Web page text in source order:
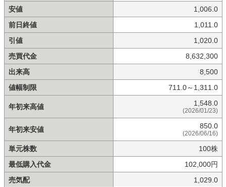
安値
1,006.0
前日終値
1,011.0
引値
1,020.0
売買代金
8,632,300
出来高
8,500
値幅制限
711.0～1,311.0
年初来高値 1,548.0
(2026/01/23)
年初来安値 850.0
(2026/06/16)
単元株数
100株
最低購入代金
102,000円
売気配
1,029.0